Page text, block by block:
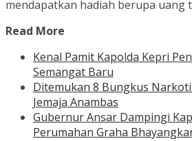
mendapatkan hadiah berupa uang
Read More
Kenal Pamit Kapolda Kepri
Semangat Baru
Ditemukan 8 Bungkus
Jemaja Anambas
Gubernur Ansar Dampingi
Perumahan Graha